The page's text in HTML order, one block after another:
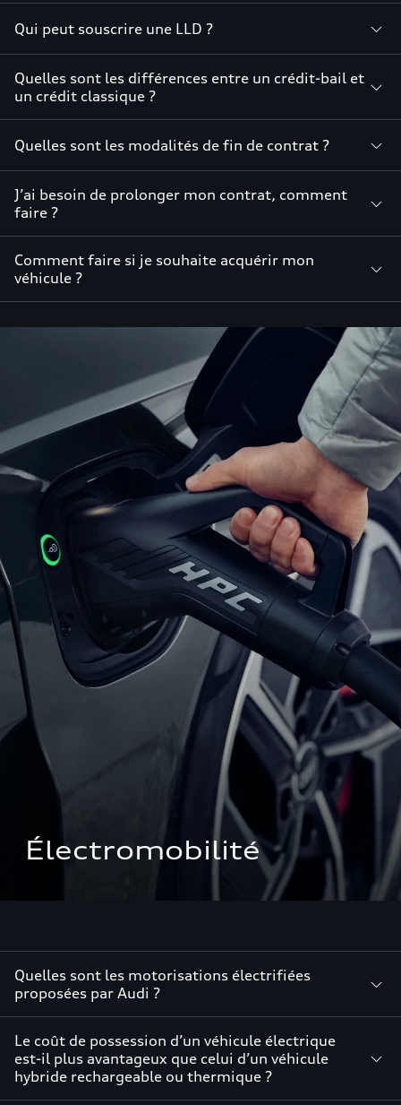
Qui peut souscrire une LLD ?
Quelles sont les différences entre un crédit-bail et
un crédit classique ?
Quelles sont les modalités de fin de contrat ?
J’ai besoin de prolonger mon contrat, comment
faire ?
Comment faire si je souhaite acquérir mon
véhicule ?
Électromobilité
Quelles sont les motorisations électrifiées
proposées par Audi ?
Le coût de possession d’un véhicule électrique
est-il plus avantageux que celui d’un véhicule
hybride rechargeable ou thermique ?